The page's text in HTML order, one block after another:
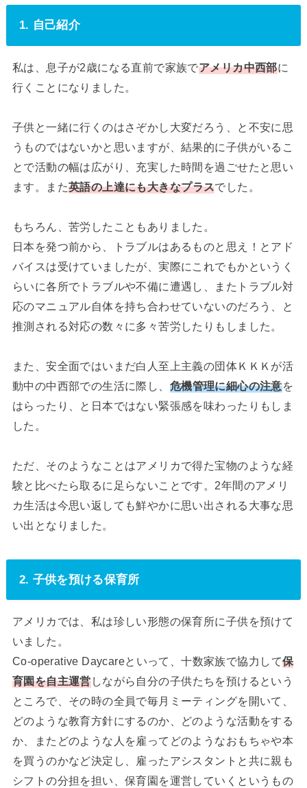
1. 自己紹介
私は、息子が2歳になる直前で家族でアメリカ中西部に
行くことになりました。
子供と一緒に行くのはさぞかし大変だろう、と不安に思
うものではないかと思いますが、結果的に子供がいるこ
とで活動の幅は広がり、充実した時間を過ごせたと思い
ます。また英語の上達にも大きなプラスでした。
もちろん、苦労したこともありました。
日本を発つ前から、トラブルはあるものと思え！とアド
バイスは受けていましたが、実際にこれでもかというく
らいに各所でトラブルや不備に遭遇し、またトラブル対
応のマニュアル自体を持ち合わせていないのだろう、と
推測される対応の数々に多々苦労したりもしました。
また、安全面ではいまだ白人至上主義の団体ＫＫＫが活
動中の中西部での生活に際し、 危機管理に細心の注意を
はらったり、と日本ではない緊張感を味わったりもしま
した。
ただ、そのようなことはアメリカで得た宝物のような経
験と比べたら取るに足らないことです。2年間のアメリ
カ生活は今思い返しても鮮やかに思い出される大事な思
い出となりました。
2. 子供を預ける保育所
アメリカでは、私は珍しい形態の保育所に子供を預けて
いました。
Co-operative Daycareといって、十数家族で協力して保
育園を自主運営しながら自分の子供たちを預けるという
ところで、その時の全員で毎月ミーティングを開いて、
どのような教育方針にするのか、どのような活動をする
か、またどのような人を雇ってどのようなおもちゃや本
を買うのかなど決定し、雇ったアシスタントと共に親も
シフトの分担を担い、保育園を運営していくというもの